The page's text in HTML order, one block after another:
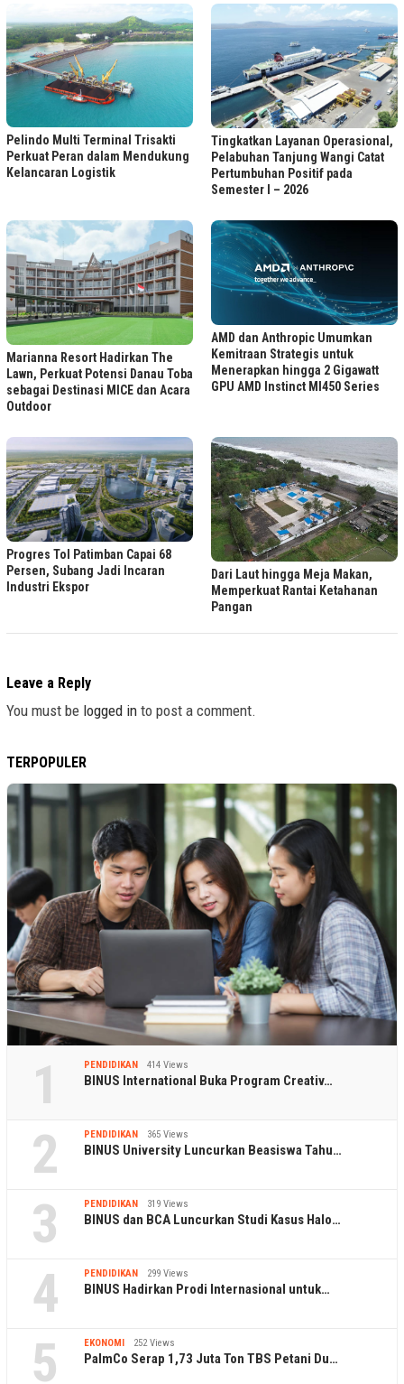
Pelindo Multi Terminal Trisakti
Perkuat Peran dalam Mendukung
Kelancaran Logistik
Tingkatkan Layanan Operasional,
Pelabuhan Tanjung Wangi Catat
Pertumbuhan Positif pada
Semester I – 2026
Marianna Resort Hadirkan The
Lawn, Perkuat Potensi Danau Toba
sebagai Destinasi MICE dan Acara
Outdoor
AMD dan Anthropic Umumkan
Kemitraan Strategis untuk
Menerapkan hingga 2 Gigawatt
GPU AMD Instinct MI450 Series
Progres Tol Patimban Capai 68
Persen, Subang Jadi Incaran
Industri Ekspor
Dari Laut hingga Meja Makan,
Memperkuat Rantai Ketahanan
Pangan
Leave a Reply
You must be logged in to post a comment.
TERPOPULER
1 PENDIDIKAN 414 Views
BINUS International Buka Program Creativ…
2 PENDIDIKAN 365 Views
BINUS University Luncurkan Beasiswa Tahu…
3 PENDIDIKAN 319 Views
BINUS dan BCA Luncurkan Studi Kasus Halo…
4 PENDIDIKAN 299 Views
BINUS Hadirkan Prodi Internasional untuk…
5 EKONOMI 252 Views
PalmCo Serap 1,73 Juta Ton TBS Petani Du…